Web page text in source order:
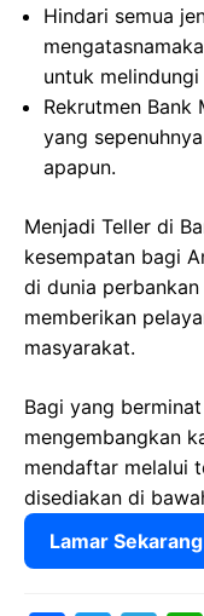
Hindari semua
untuk
Rekrutmen Bank
yang
apapun.
Menjadi Teller di
kesempatan bagi
di dunia
memberikan
masyarakat.
Bagi yang
mengembangkan
mendaftar melalui
disediakan di
Lamar Sekarang